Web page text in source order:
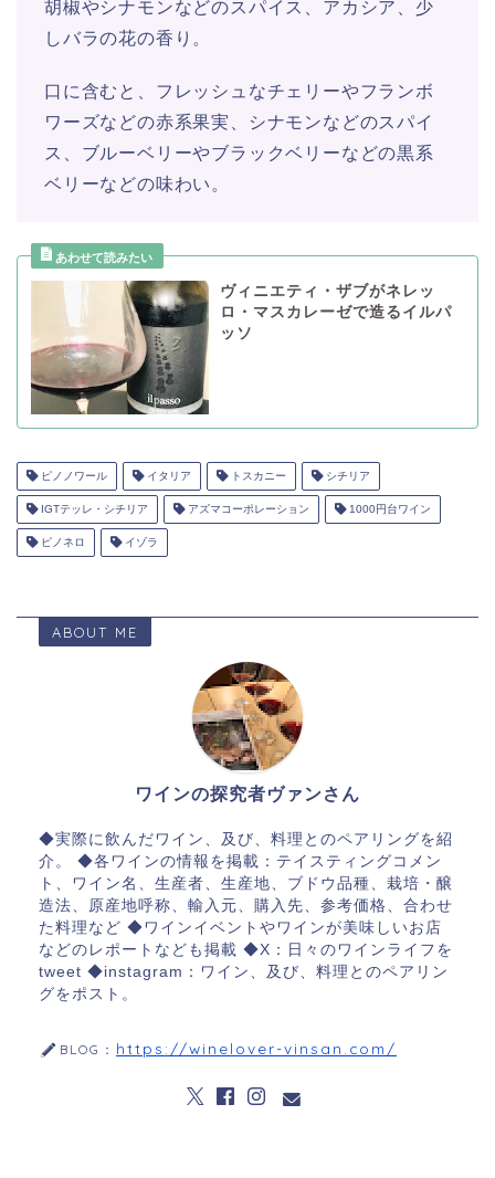
胡椒やシナモンなどのスパイス、アカシア、少
しバラの花の香り。
口に含むと、フレッシュなチェリーやフランボ
ワーズなどの赤系果実、シナモンなどのスパイ
ス、ブルーベリーやブラックベリーなどの黒系
ベリーなどの味わい。
ヴィニエティ・ザブがネレッ
ロ・マスカレーゼで造るイルパ
ッソ
ピノノワール イタリア トスカニー シチリア
IGTテッレ・シチリア アズマコーポレーション 1000円台ワイン
ピノネロ イゾラ
ABOUT ME
ワインの探究者ヴァンさん
◆実際に飲んだワイン、及び、料理とのペアリングを紹
介。 ◆各ワインの情報を掲載：テイスティングコメン
ト、ワイン名、生産者、生産地、ブドウ品種、栽培・醸
造法、原産地呼称、輸入元、購入先、参考価格、合わせ
た料理など ◆ワインイベントやワインが美味しいお店
などのレポートなども掲載 ◆X：日々のワインライフを
tweet ◆instagram：ワイン、及び、料理とのペアリン
グをポスト。
BLOG： https://winelover-vinsan.com/